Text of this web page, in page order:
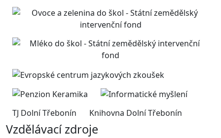
TJ Dolní Třebonín Knihovna Dolní Třebonín
Vzdělávací zdroje